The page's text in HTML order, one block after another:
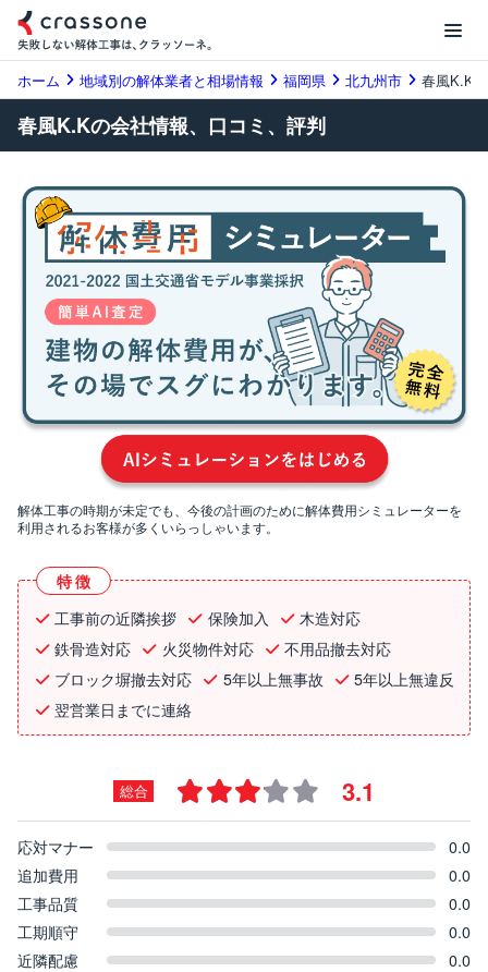
ホーム 地域別の解体業者と相場情報 福岡県 北九州市 春風K.K
春風K.Kの会社情報、口コミ、評判
解体工事の時期が未定でも、今後の計画のために解体費用シミュレーターを
利用されるお客様が多くいらっしゃいます。
特徴
工事前の近隣挨拶
保険加入
木造対応
鉄骨造対応
火災物件対応
不用品撤去対応
ブロック塀撤去対応
5年以上無事故
5年以上無違反
翌営業日までに連絡
総合 3.1
応対マナー
0.0
追加費用
0.0
工事品質
0.0
工期順守
0.0
近隣配慮
0.0